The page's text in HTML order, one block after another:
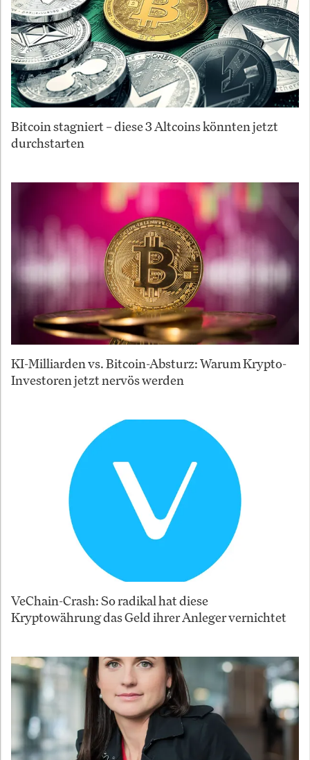
Bitcoin stagniert – diese 3 Altcoins könnten jetzt
durchstarten
KI-Milliarden vs. Bitcoin-Absturz: Warum Krypto-
Investoren jetzt nervös werden
VeChain-Crash: So radikal hat diese
Kryptowährung das Geld ihrer Anleger vernichtet